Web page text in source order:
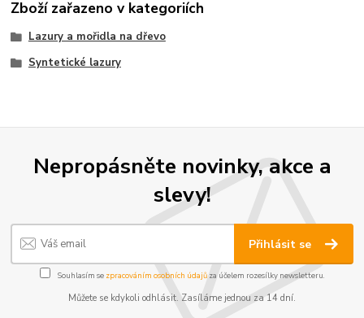
Zboží zařazeno v kategoriích
Lazury a mořidla na dřevo
Syntetické lazury
Nepropásněte novinky, akce a
slevy!
Přihlásit se
Souhlasím se zpracováním osobních údajůza účelem rozesílky newsletteru.
Můžete se kdykoli odhlásit. Zasíláme jednou za 14 dní.